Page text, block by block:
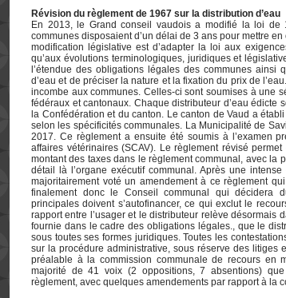
Révision du règlement de 1967 sur la distribution d’eau
En 2013, le Grand conseil vaudois a modifié la loi de
communes disposaient d’un délai de 3 ans pour mettre
modification législative est d’adapter la loi aux
qu’aux évolutions terminologiques, juridiques et
l’étendue des obligations légales des communes ainsi
d’eau et de préciser la nature et la fixation du prix de
incombe aux communes. Celles-ci sont soumises à une
fédéraux et cantonaux. Chaque distributeur d’eau édicte
la Confédération et du canton. Le canton de Vaud a
selon les spécificités communales. La Municipalité de
2017. Ce règlement a ensuite été soumis à l’examen
affaires vétérinaires (SCAV). Le règlement révisé
montant des taxes dans le règlement communal, avec la
détail là l’organe exécutif communal. Après une
majoritairement voté un amendement à ce règlement
finalement donc le Conseil communal qui décidera
principales doivent s’autofinancer, ce qui exclut le
rapport entre l’usager et le distributeur relève désormais
fournie dans le cadre des obligations légales., que le
sous toutes ses formes juridiques. Toutes les
sur la procédure administrative, sous réserve des litiges
préalable à la commission communale de recours en
majorité de 41 voix (2 oppositions, 7 absentions)
règlement, avec quelques amendements par rapport à la